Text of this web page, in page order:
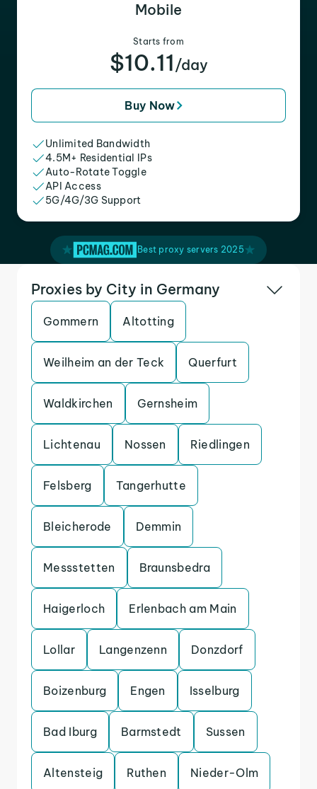
Mobile
Starts from
$10.11 /day
Buy Now
Unlimited Bandwidth
4.5M+ Residential IPs
Auto-Rotate Toggle
API Access
5G/4G/3G Support
Best proxy servers 2025
Proxies by City in Germany
Gommern Altotting
Weilheim an der Teck Querfurt
Waldkirchen Gernsheim
Lichtenau Nossen Riedlingen
Felsberg Tangerhutte
Bleicherode Demmin
Messstetten Braunsbedra
Haigerloch Erlenbach am Main
Lollar Langenzenn Donzdorf
Boizenburg Engen Isselburg
Bad Iburg Barmstedt Sussen
Altensteig Ruthen Nieder-Olm